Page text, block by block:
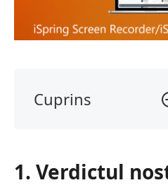
Cuprins
2.
1. Verdictul